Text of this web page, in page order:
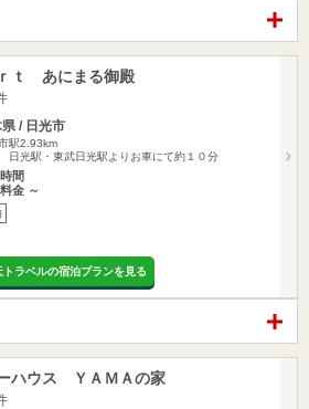
ｔ あにまる御殿
/ 日光市
市駅2.93km
日光駅・東武日光駅よりお車にて約１０分
間
金 ～
トラベルの宿泊プランを見る
ハウス ＹＡＭＡの家